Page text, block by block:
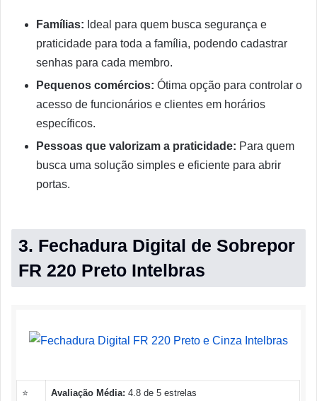
Famílias: Ideal para quem busca segurança e
praticidade para toda a família, podendo cadastrar
senhas para cada membro.
Pequenos comércios: Ótima opção para controlar o
acesso de funcionários e clientes em horários
específicos.
Pessoas que valorizam a praticidade: Para quem
busca uma solução simples e eficiente para abrir
portas.
3. Fechadura Digital de Sobrepor
FR 220 Preto Intelbras
⭐ Avaliação Média: 4.8 de 5 estrelas